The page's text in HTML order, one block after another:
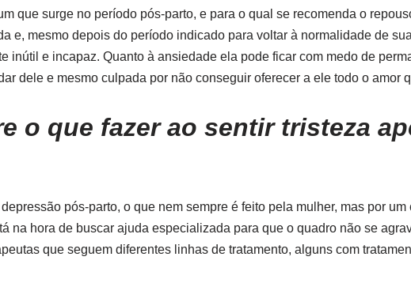
que surge no período pós-parto, e para o qual se recomenda o
e, mesmo depois do período indicado para voltar à normalidade de
inútil e incapaz. Quanto à ansiedade ela pode ficar com medo de
dele e mesmo culpada por não conseguir oferecer a ele todo o amor
o que fazer ao sentir tristeza
pós-parto, o que nem sempre é feito pela mulher, mas por um
na hora de buscar ajuda especializada para que o quadro não se
que seguem diferentes linhas de tratamento, alguns com